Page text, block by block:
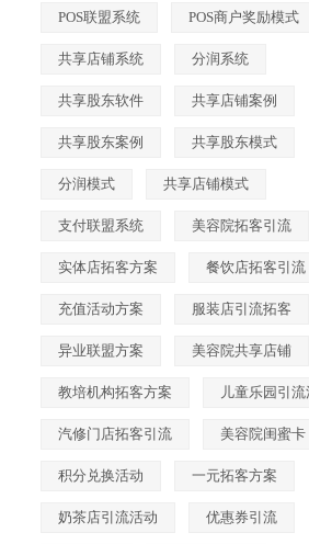
POS联盟系统 POS商户奖励模式
共享店铺系统 分润系统
共享股东软件 共享店铺案例
共享股东案例 共享股东模式
分润模式 共享店铺模式
支付联盟系统 美容院拓客引流
实体店拓客方案 餐饮店拓客引流
充值活动方案 服装店引流拓客
异业联盟方案 美容院共享店铺
教培机构拓客方案 儿童乐园引流
汽修门店拓客引流 美容院闺蜜卡
积分兑换活动 一元拓客方案
奶茶店引流活动 优惠券引流